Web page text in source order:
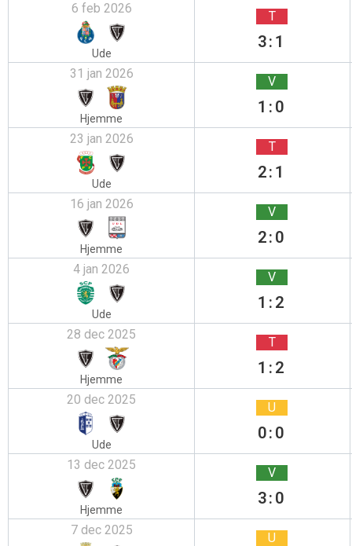
6 feb 2026
Ude
T
3:1
31 jan 2026
Hjemme
V
1:0
23 jan 2026
Ude
T
2:1
16 jan 2026
Hjemme
V
2:0
4 jan 2026
Ude
V
1:2
28 dec 2025
Hjemme
T
1:2
20 dec 2025
Ude
U
0:0
13 dec 2025
Hjemme
V
3:0
7 dec 2025 U